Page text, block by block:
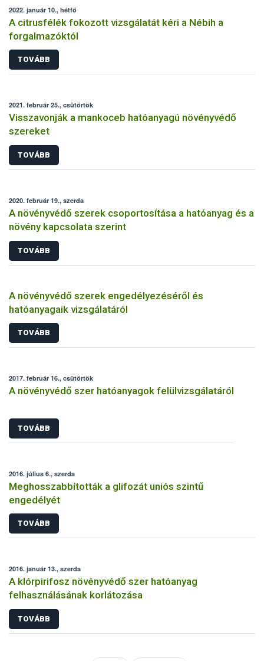
2022. január 10., hétfő
A citrusfélék fokozott vizsgálatát kéri a Nébih a
forgalmazóktól
TOVÁBB
2021. február 25., csütörtök
Visszavonják a mankoceb hatóanyagú növényvédő
szereket
TOVÁBB
2020. február 19., szerda
A növényvédő szerek csoportosítása a hatóanyag és a
növény kapcsolata szerint
TOVÁBB
A növényvédő szerek engedélyezéséről és
hatóanyagaik vizsgálatáról
TOVÁBB
2017. február 16., csütörtök
A növényvédő szer hatóanyagok felülvizsgálatáról
TOVÁBB
2016. július 6., szerda
Meghosszabbították a glifozát uniós szintű
engedélyét
TOVÁBB
2016. január 13., szerda
A klórpirifosz növényvédő szer hatóanyag
felhasználásának korlátozása
TOVÁBB